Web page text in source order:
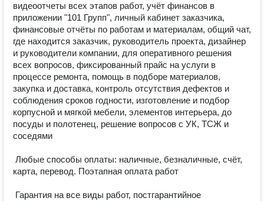
видеоотчеты всех этапов работ, учёт финансов в
приложении "101 Групп", личный кабинет заказчика,
финансовые отчёты по работам и материалам, общий чат,
где находится заказчик, руководитель проекта, дизайнер
и руководители компании, для оперативного решения
всех вопросов, фиксированный прайс на услуги в
процессе ремонта, помощь в подборе материалов,
закупка и доставка, контроль отсутствия дефектов и
соблюдения сроков годности, изготовление и подбор
корпусной и мягкой мебели, элементов интерьера, до
посуды и полотенец, решение вопросов с УК, ТСЖ и
соседями
карта, перевод. Поэтапная оплата работ